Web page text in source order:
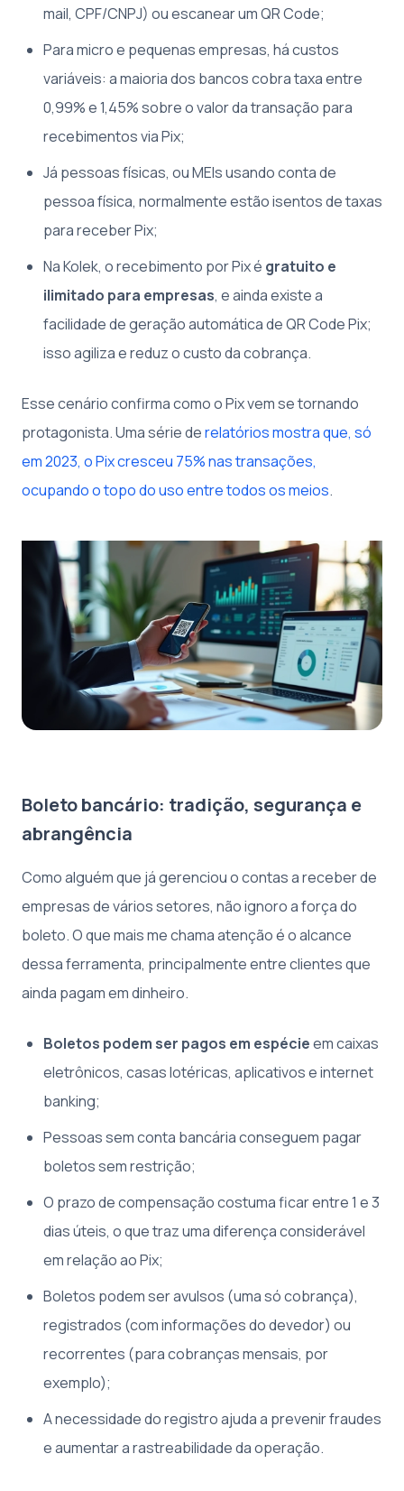
mail, CPF/CNPJ) ou escanear um QR Code;
Para micro e pequenas empresas, há custos
variáveis: a maioria dos bancos cobra taxa entre
0,99% e 1,45% sobre o valor da transação para
recebimentos via Pix;
Já pessoas físicas, ou MEIs usando conta de
pessoa física, normalmente estão isentos de taxas
para receber Pix;
Na Kolek, o recebimento por Pix é gratuito e
ilimitado para empresas, e ainda existe a
facilidade de geração automática de QR Code Pix;
isso agiliza e reduz o custo da cobrança.
Esse cenário confirma como o Pix vem se tornando
protagonista. Uma série derelatórios mostra que, só
em 2023, o Pix cresceu 75% nas transações,
ocupando o topo do uso entre todos os meios.
Boleto bancário: tradição, segurança e
abrangência
Como alguém que já gerenciou o contas a receber de
empresas de vários setores, não ignoro a força do
boleto. O que mais me chama atenção é o alcance
dessa ferramenta, principalmente entre clientes que
ainda pagam em dinheiro.
Boletos podem ser pagos em espécieem caixas
eletrônicos, casas lotéricas, aplicativos e internet
banking;
Pessoas sem conta bancária conseguem pagar
boletos sem restrição;
O prazo de compensação costuma ficar entre 1 e 3
dias úteis, o que traz uma diferença considerável
em relação ao Pix;
Boletos podem ser avulsos (uma só cobrança),
registrados (com informações do devedor) ou
recorrentes (para cobranças mensais, por
exemplo);
A necessidade do registro ajuda a prevenir fraudes
e aumentar a rastreabilidade da operação.